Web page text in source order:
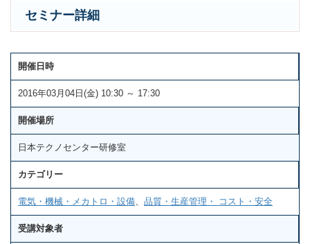
セミナー詳細
開催日時
2016年03月04日(金) 10:30 ～ 17:30
開催場所
日本テクノセンター研修室
カテゴリー
電気・機械・メカトロ・設備 品質・生産管理・ コスト・安全
受講対象者